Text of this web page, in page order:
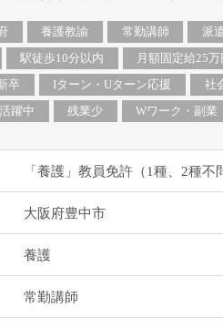
養護教諭 常勤講師 派
駅徒歩10分以内 月額固定給25万
卒 Iターン・Uターン応援 社
躍中
残業少 Wワーク・副業
「養護」教員免許（1種、2種不
大阪府豊中市
養護
常勤講師